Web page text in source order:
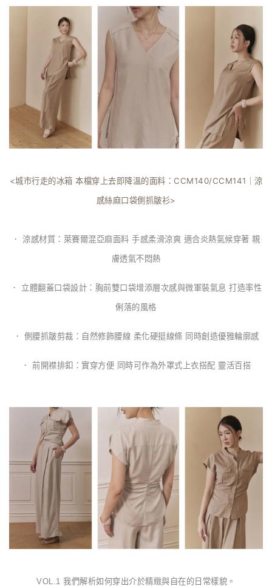
<城市行走的冰箱 本檔穿上去即降溫的面料：CCM140/CCM141｜涼
感絲麻口袋側抓皺衫>
． 涼感材質：萊賽爾混亞麻面料 手感柔滑涼爽 適合炎熱氣候穿著 親
膚透氣不悶熱
． 立體翻蓋口袋設計：胸前雙口袋增添層次感與微軍裝氣息 打造率性
俐落的風格
． 側腰抓皺剪裁：自然修飾腰線 柔化硬挺線條 同時創造優雅輪廓感
． 前開襟排釦：實穿方便 同時可作為外罩式上衣搭配 靈活百搭
VOL.1我們解析如何穿出介於精緻與自在的日常樣貌。